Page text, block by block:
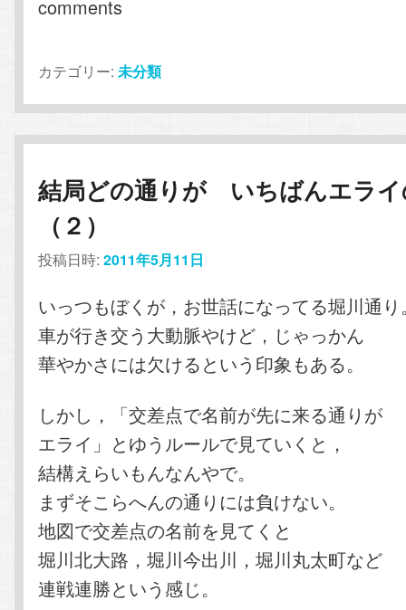
comments
カテゴリー: 未分類
結局どの通りが いちばんエラ
（２）
投稿日時:2011年5月11日
いっつもぼくが，お世話になってる堀川通り
車が行き交う大動脈やけど，じゃっかん
華やかさには欠けるという印象もある。
しかし，「交差点で名前が先に来る通りが
エライ」とゆうルールで見ていくと，
結構えらいもんなんやで。
まずそこらへんの通りには負けない。
地図で交差点の名前を見てくと
堀川北大路，堀川今出川，堀川丸太町など
連戦連勝という感じ。